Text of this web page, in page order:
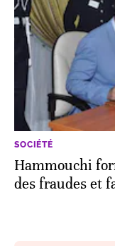
SOCIÉTÉ
Hammouchi
des fraudes et